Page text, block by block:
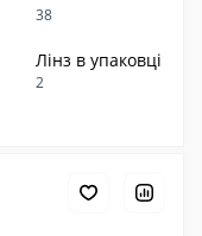
38
Лінз в упаковці
2